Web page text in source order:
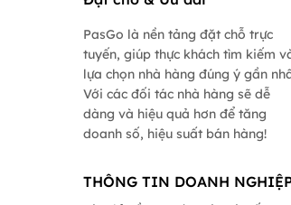
PasGo là nền tảng đặt chỗ trực
tuyến, giúp thực khách tìm kiếm
lựa chọn nhà hàng đúng ý gần
Với các đối tác nhà hàng sẽ dễ
dàng và hiệu quả hơn để tăng
doanh số, hiệu suất bán hàng!
THÔNG TIN DOANH